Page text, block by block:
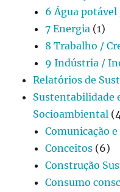
6 Água
7 Energia (1)
8 Trabalho /
9 Indústria /
Relatórios de
Sustentabilidade
Socioambiental
Comunicação
Conceitos (6)
Construção
Consumo